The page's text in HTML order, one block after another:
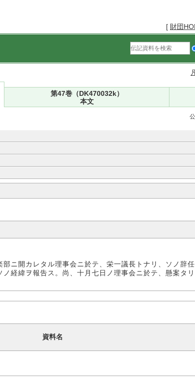
[ 財団
第47巻（DK470032k）
本文
ニ開カレタル理事会ニ於テ、栄一議長トナリ、ソノ辞
経緯ヲ報告ス。尚、十月七日ノ理事会ニ於テ、懸案タ
資料名